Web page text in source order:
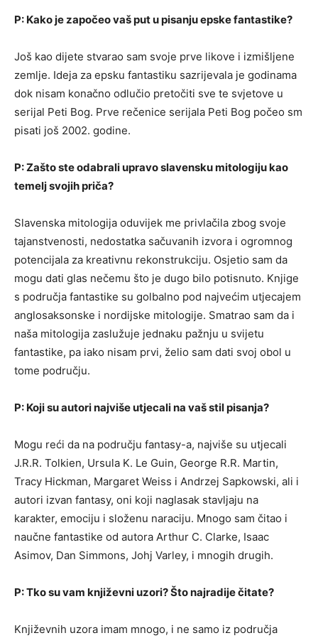
P: Kako je započeo vaš put u pisanju epske fantastike?
Još kao dijete stvarao sam svoje prve likove i izmišljene
zemlje. Ideja za epsku fantastiku sazrijevala je godinama
dok nisam konačno odlučio pretočiti sve te svjetove u
serijal Peti Bog. Prve rečenice serijala Peti Bog počeo sm
pisati još 2002. godine.
P: Zašto ste odabrali upravo slavensku mitologiju kao
temelj svojih priča?
Slavenska mitologija oduvijek me privlačila zbog svoje
tajanstvenosti, nedostatka sačuvanih izvora i ogromnog
potencijala za kreativnu rekonstrukciju. Osjetio sam da
mogu dati glas nečemu što je dugo bilo potisnuto. Knjige
s područja fantastike su golbalno pod najvećim utjecajem
anglosaksonske i nordijske mitologije. Smatrao sam da i
naša mitologija zaslužuje jednaku pažnju u svijetu
fantastike, pa iako nisam prvi, želio sam dati svoj obol u
tome području.
P: Koji su autori najviše utjecali na vaš stil pisanja?
Mogu reći da na području fantasy-a, najviše su utjecali
J.R.R. Tolkien, Ursula K. Le Guin, George R.R. Martin,
Tracy Hickman, Margaret Weiss i Andrzej Sapkowski, ali i
autori izvan fantasy, oni koji naglasak stavljaju na
karakter, emociju i složenu naraciju. Mnogo sam čitao i
naučne fantastike od autora Arthur C. Clarke, Isaac
Asimov, Dan Simmons, Johj Varley, i mnogih drugih.
P: Tko su vam književni uzori? Što najradije čitate?
Književnih uzora imam mnogo, i ne samo iz područja